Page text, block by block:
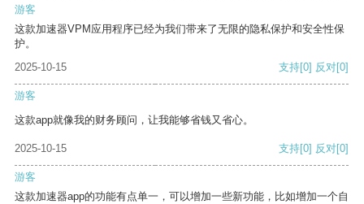
游客
这款加速器VPM应用程序已经为我们带来了无限的隐私保护和安全性保
护。
2025-10-15
支持[0] 反对[0]
游客
这款app就像我的财务顾问，让我能够省钱又省心。
2025-10-15 支持[0] 反对[0]
游客
这款加速器app的功能有点单一，可以增加一些新功能，比如增加一个自